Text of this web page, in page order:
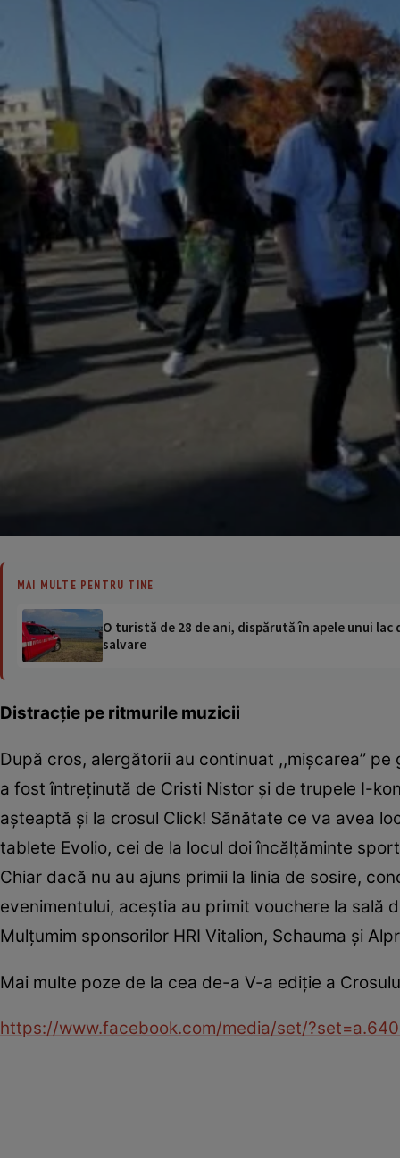
MAI MULTE PENTRU TINE
O turistă de 28 de ani, dispărută în apele unui
salvare
Distracţie pe ritmurile muzicii
După cros, alergătorii au continuat ,,mişcarea”
a fost întreţinută de Cristi Nistor şi de trupele I-
aşteaptă şi la crosul Click! Sănătate ce va avea
tablete Evolio, cei de la locul doi încălţăminte
Chiar dacă nu au ajuns primii la linia de sosire,
evenimentului, aceştia au primit vouchere la sală
Mulţumim sponsorilor HRI Vitalion, Schauma şi
Mai multe poze de la cea de-a V-a ediţie a
https://www.facebook.com/media/set/